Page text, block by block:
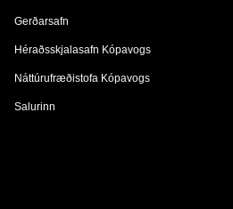
Gerðarsafn
Héraðsskjalasafn Kópavogs
Náttúrufræðistofa Kópavogs
Salurinn